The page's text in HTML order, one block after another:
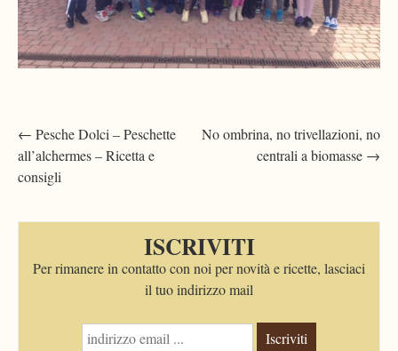
Post
navigation
← Pesche Dolci – Peschette
all’alchermes – Ricetta e
consigli
No ombrina, no trivellazioni, no
centrali a biomasse →
ISCRIVITI
Per rimanere in contatto con noi per novità e ricette, lasciaci
il tuo indirizzo mail
Iscriviti